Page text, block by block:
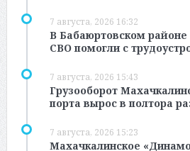
7 августа, 2026 16:32
В Бабаюртовском районе
СВО помогли с
7 августа, 2026 15:43
Грузооборот
порта вырос в полтора
7 августа, 2026 15:23
Махачкалинское